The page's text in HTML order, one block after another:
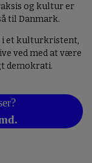
og kultur er
til Danmark.
i et kulturkristent,
ved med at være
demokrati.